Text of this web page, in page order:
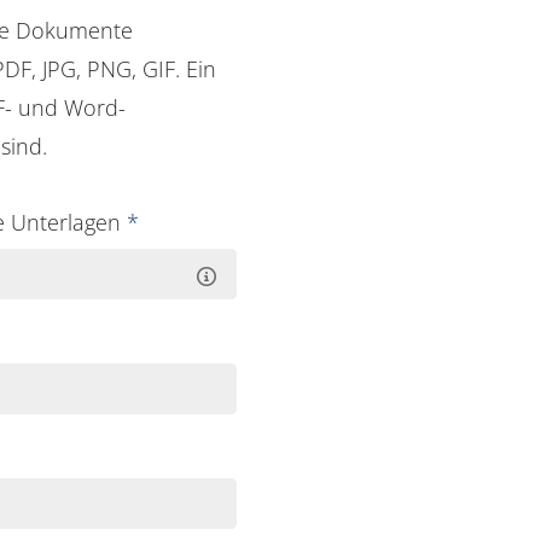
Dokumente
JPG, PNG, GIF. Ein
und Word-
Unterlagen *